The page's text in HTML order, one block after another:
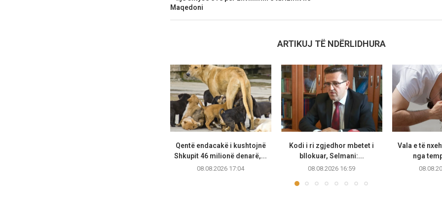
Maqedoni
ARTIKUJ TË NDËRLIDHURA
Qentë endacakë i kushtojnë
Shkupit 46 milionë denarë,...
08.08.2026 17:04
Kodi i ri zgjedhor mbetet i
bllokuar, Selmani:...
08.08.2026 16:59
Vala e të
nga